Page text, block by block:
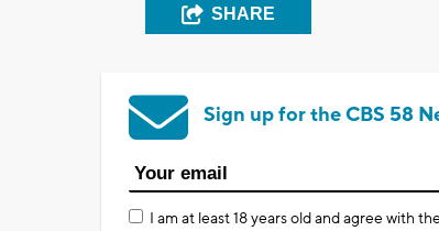
SHARE
Sign up for the CBS 58
I am at least 18 years old and agree with